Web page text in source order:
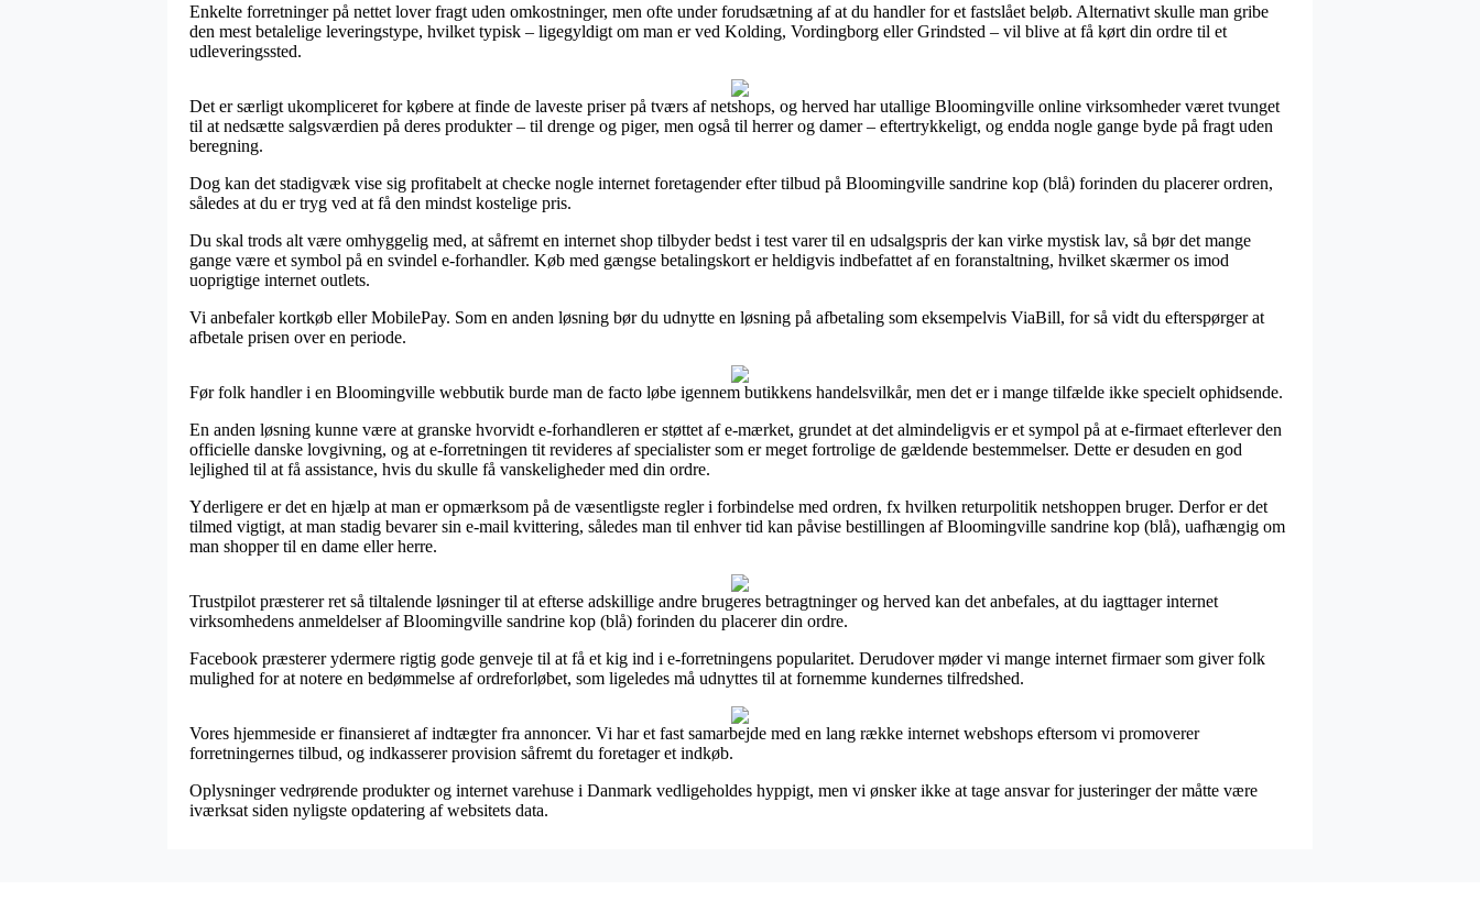
Enkelte forretninger på nettet lover fragt uden omkostninger, men ofte under forudsætning af at du handler for et fastslået beløb. Alternativt skulle man gribe
den mest betalelige leveringstype, hvilket typisk – ligegyldigt om man er ved Kolding, Vordingborg eller Grindsted – vil blive at få kørt din ordre til et
udleveringssted.
Det er særligt ukompliceret for købere at finde de laveste priser på tværs af netshops, og herved har utallige Bloomingville online virksomheder været tvunget
til at nedsætte salgsværdien på deres produkter – til drenge og piger, men også til herrer og damer – eftertrykkeligt, og endda nogle gange byde på fragt uden
beregning.
Dog kan det stadigvæk vise sig profitabelt at checke nogle internet foretagender efter tilbud på Bloomingville sandrine kop (blå) forinden du placerer ordren,
således at du er tryg ved at få den mindst kostelige pris.
Du skal trods alt være omhyggelig med, at såfremt en internet shop tilbyder bedst i test varer til en udsalgspris der kan virke mystisk lav, så bør det mange
gange være et symbol på en svindel e-forhandler. Køb med gængse betalingskort er heldigvis indbefattet af en foranstaltning, hvilket skærmer os imod
uoprigtige internet outlets.
Vi anbefaler kortkøb eller MobilePay. Som en anden løsning bør du udnytte en løsning på afbetaling som eksempelvis ViaBill, for så vidt du efterspørger at
afbetale prisen over en periode.
Før folk handler i en Bloomingville webbutik burde man de facto løbe igennem butikkens handelsvilkår, men det er i mange tilfælde ikke specielt ophidsende.
En anden løsning kunne være at granske hvorvidt e-forhandleren er støttet af e-mærket, grundet at det almindeligvis er et sympol på at e-firmaet efterlever den
officielle danske lovgivning, og at e-forretningen tit revideres af specialister som er meget fortrolige de gældende bestemmelser. Dette er desuden en god
lejlighed til at få assistance, hvis du skulle få vanskeligheder med din ordre.
Yderligere er det en hjælp at man er opmærksom på de væsentligste regler i forbindelse med ordren, fx hvilken returpolitik netshoppen bruger. Derfor er det
tilmed vigtigt, at man stadig bevarer sin e-mail kvittering, således man til enhver tid kan påvise bestillingen af Bloomingville sandrine kop (blå), uafhængig om
man shopper til en dame eller herre.
Trustpilot præsterer ret så tiltalende løsninger til at efterse adskillige andre brugeres betragtninger og herved kan det anbefales, at du iagttager internet
virksomhedens anmeldelser af Bloomingville sandrine kop (blå) forinden du placerer din ordre.
Facebook præsterer ydermere rigtig gode genveje til at få et kig ind i e-forretningens popularitet. Derudover møder vi mange internet firmaer som giver folk
mulighed for at notere en bedømmelse af ordreforløbet, som ligeledes må udnyttes til at fornemme kundernes tilfredshed.
Vores hjemmeside er finansieret af indtægter fra annoncer. Vi har et fast samarbejde med en lang række internet webshops eftersom vi promoverer
forretningernes tilbud, og indkasserer provision såfremt du foretager et indkøb.
Oplysninger vedrørende produkter og internet varehuse i Danmark vedligeholdes hyppigt, men vi ønsker ikke at tage ansvar for justeringer der måtte være
iværksat siden nyligste opdatering af websitets data.